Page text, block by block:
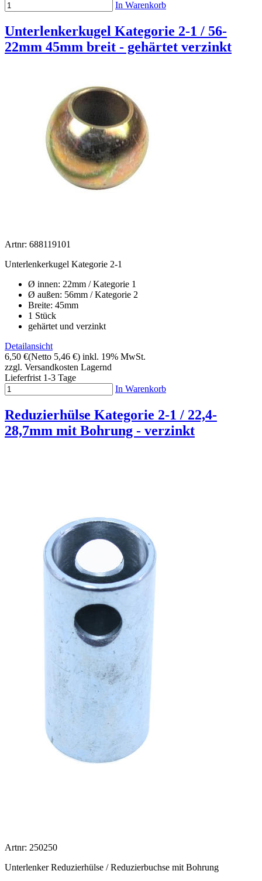
In Warenkorb
Unterlenkerkugel Kategorie 2-1 / 56-
22mm 45mm breit - gehärtet verzinkt
Artnr: 688119101
Unterlenkerkugel Kategorie 2-1
Ø innen: 22mm / Kategorie 1
Ø außen: 56mm / Kategorie 2
Breite: 45mm
1 Stück
gehärtet und verzinkt
Detailansicht
6,50 €(Netto 5,46 €) inkl. 19% MwSt.
zzgl. Versandkosten Lagernd
Lieferfrist 1-3 Tage
In Warenkorb
Reduzierhülse Kategorie 2-1 / 22,4-
28,7mm mit Bohrung - verzinkt
Artnr: 250250
Unterlenker Reduzierhülse / Reduzierbuchse mit Bohrung